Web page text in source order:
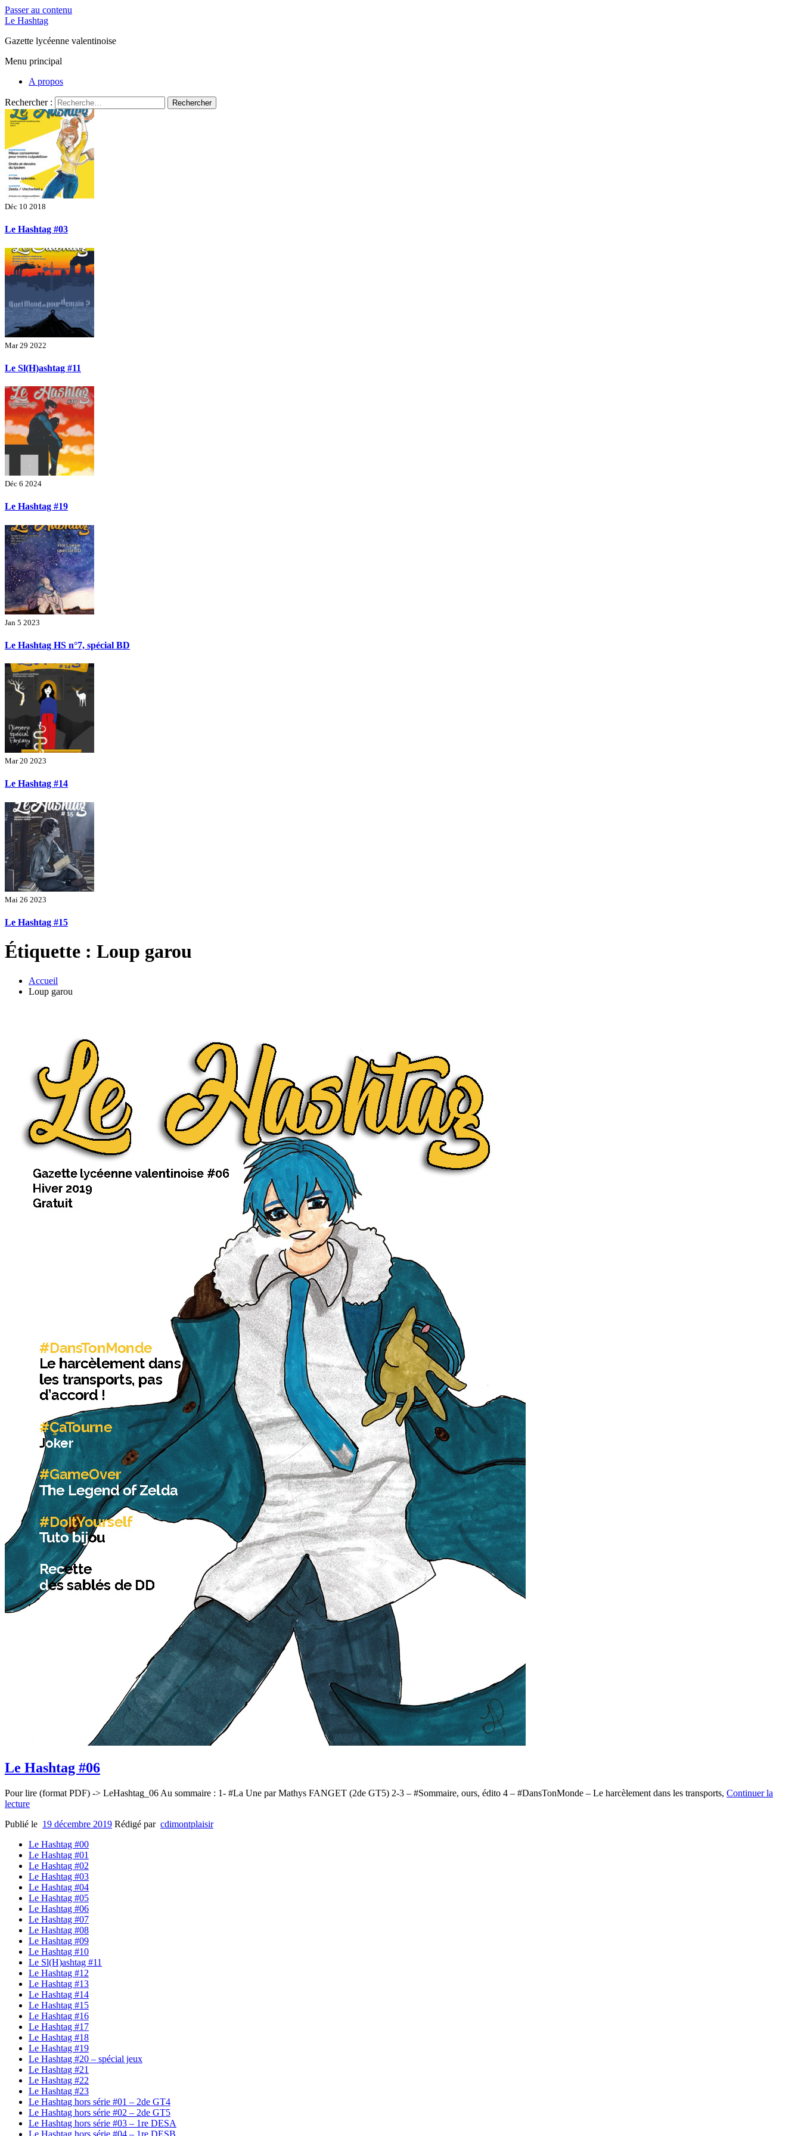
Passer au contenu
Le Hashtag
Gazette lycéenne valentinoise
Menu principal
A propos
Rechercher :
Déc 10 2018
Le Hashtag #03
Mar 29 2022
Le Sl(H)ashtag #11
Déc 6 2024
Le Hashtag #19
Jan 5 2023
Le Hashtag HS n°7, spécial BD
Mar 20 2023
Le Hashtag #14
Mai 26 2023
Le Hashtag #15
Étiquette : Loup garou
Accueil
Loup garou
Le Hashtag #06
Pour lire (format PDF) -> LeHashtag_06 Au sommaire : 1- #La Une par Mathys FANGET (2de GT5) 2-3 – #Sommaire, ours, édito 4 – #DansTonMonde – Le harcèlement dans les transports, Continuer la
lecture
Publié le 19 décembre 2019 Rédigé par cdimontplaisir
Le Hashtag #00
Le Hashtag #01
Le Hashtag #02
Le Hashtag #03
Le Hashtag #04
Le Hashtag #05
Le Hashtag #06
Le Hashtag #07
Le Hashtag #08
Le Hashtag #09
Le Hashtag #10
Le Sl(H)ashtag #11
Le Hashtag #12
Le Hashtag #13
Le Hashtag #14
Le Hashtag #15
Le Hashtag #16
Le Hashtag #17
Le Hashtag #18
Le Hashtag #19
Le Hashtag #20 – spécial jeux
Le Hashtag #21
Le Hashtag #22
Le Hashtag #23
Le Hashtag hors série #01 – 2de GT4
Le Hashtag hors série #02 – 2de GT5
Le Hashtag hors série #03 – 1re DESA
Le Hashtag hors série #04 – 1re DESB